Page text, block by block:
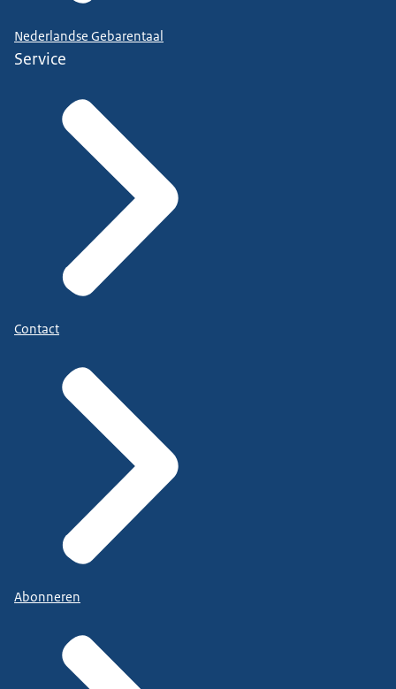
Nederlandse Gebarentaal
Service
Contact
Abonneren